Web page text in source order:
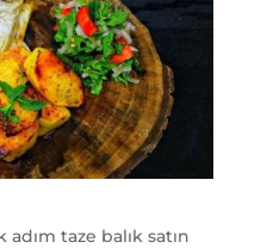
taze balık satın